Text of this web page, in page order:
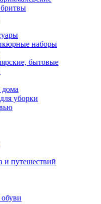
наборы
бытовые
дома
уборки
и путешествий